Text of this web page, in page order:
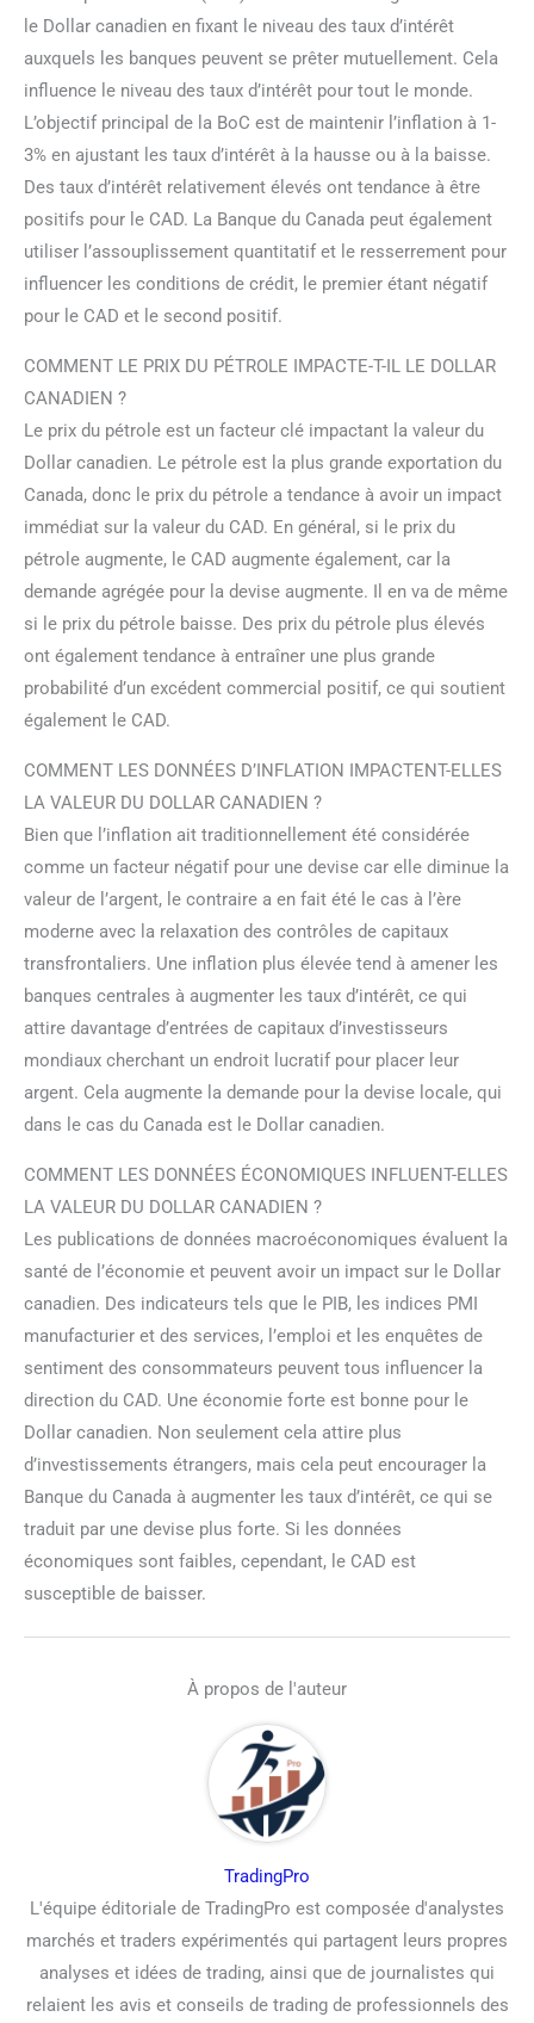
le Dollar canadien en fixant le niveau des taux d’intérêt
auxquels les banques peuvent se prêter mutuellement. Cela
influence le niveau des taux d’intérêt pour tout le monde.
L’objectif principal de la BoC est de maintenir l’inflation à 1-
3% en ajustant les taux d’intérêt à la hausse ou à la baisse.
Des taux d’intérêt relativement élevés ont tendance à être
positifs pour le CAD. La Banque du Canada peut également
utiliser l’assouplissement quantitatif et le resserrement pour
influencer les conditions de crédit, le premier étant négatif
pour le CAD et le second positif.
COMMENT LE PRIX DU PÉTROLE IMPACTE-T-IL LE DOLLAR
CANADIEN ?
Le prix du pétrole est un facteur clé impactant la valeur du
Dollar canadien. Le pétrole est la plus grande exportation du
Canada, donc le prix du pétrole a tendance à avoir un impact
immédiat sur la valeur du CAD. En général, si le prix du
pétrole augmente, le CAD augmente également, car la
demande agrégée pour la devise augmente. Il en va de même
si le prix du pétrole baisse. Des prix du pétrole plus élevés
ont également tendance à entraîner une plus grande
probabilité d’un excédent commercial positif, ce qui soutient
également le CAD.
COMMENT LES DONNÉES D’INFLATION IMPACTENT-ELLES
LA VALEUR DU DOLLAR CANADIEN ?
Bien que l’inflation ait traditionnellement été considérée
comme un facteur négatif pour une devise car elle diminue la
valeur de l’argent, le contraire a en fait été le cas à l’ère
moderne avec la relaxation des contrôles de capitaux
transfrontaliers. Une inflation plus élevée tend à amener les
banques centrales à augmenter les taux d’intérêt, ce qui
attire davantage d’entrées de capitaux d’investisseurs
mondiaux cherchant un endroit lucratif pour placer leur
argent. Cela augmente la demande pour la devise locale, qui
dans le cas du Canada est le Dollar canadien.
COMMENT LES DONNÉES ÉCONOMIQUES INFLUENT-ELLES
LA VALEUR DU DOLLAR CANADIEN ?
Les publications de données macroéconomiques évaluent la
santé de l’économie et peuvent avoir un impact sur le Dollar
canadien. Des indicateurs tels que le PIB, les indices PMI
manufacturier et des services, l’emploi et les enquêtes de
sentiment des consommateurs peuvent tous influencer la
direction du CAD. Une économie forte est bonne pour le
Dollar canadien. Non seulement cela attire plus
d’investissements étrangers, mais cela peut encourager la
Banque du Canada à augmenter les taux d’intérêt, ce qui se
traduit par une devise plus forte. Si les données
économiques sont faibles, cependant, le CAD est
susceptible de baisser.
À propos de l'auteur
TradingPro
L'équipe éditoriale de TradingPro est composée d'analystes
marchés et traders expérimentés qui partagent leurs propres
analyses et idées de trading, ainsi que de journalistes qui
relaient les avis et conseils de trading de professionnels des